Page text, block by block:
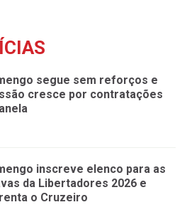
segue sem reforços e
cresce por contratações
inscreve elenco para as
da Libertadores 2026 e
o Cruzeiro